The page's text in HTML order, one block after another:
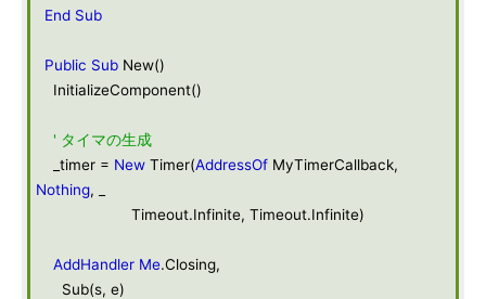
End Sub
Public Sub New()
InitializeComponent()
' タイマの生成
_timer = New Timer(AddressOf MyTimerCallback,
Nothing, _
Timeout.Infinite, Timeout.Infinite)
AddHandler Me.Closing,
Sub(s, e)